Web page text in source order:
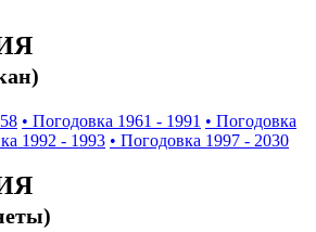
• Погодовка 1961 - 1991 • Погодовка
1992 - 1993 • Погодовка 1997 - 2030